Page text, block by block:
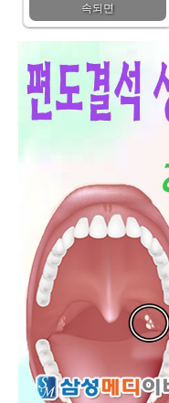
속되면